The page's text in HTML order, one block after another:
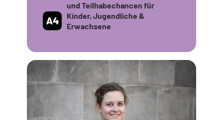
und Teilhabechancen für
Kinder, Jugendliche &
Erwachsene